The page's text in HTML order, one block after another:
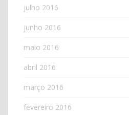
julho 2016
junho 2016
maio 2016
abril 2016
março 2016
fevereiro 2016